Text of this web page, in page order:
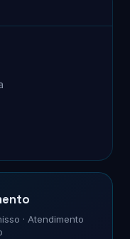
· Atendimento